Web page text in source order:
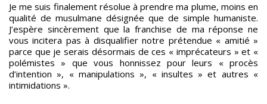
Je me suis finalement résolue à prendre ma plume, moins en
qualité de musulmane désignée que de simple humaniste.
J’espère sincèrement que la franchise de ma réponse ne
vous incitera pas à disqualifier notre prétendue « amitié »
parce que je serais désormais de ces « imprécateurs » et «
polémistes » que vous honnissez pour leurs « procès
d’intention », « manipulations », « insultes » et autres «
intimidations ».